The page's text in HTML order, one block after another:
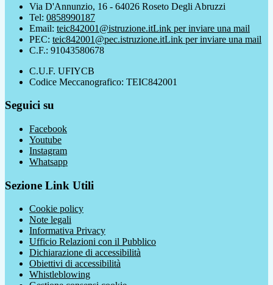
Via D'Annunzio, 16 - 64026 Roseto Degli Abruzzi
Tel: 0858990187
Email: teic842001@istruzione.itLink per inviare una mail
PEC: teic842001@pec.istruzione.itLink per inviare una mail
C.F.: 91043580678
C.U.F. UFIYCB
Codice Meccanografico: TEIC842001
Seguici su
Facebook
Youtube
Instagram
Whatsapp
Sezione Link Utili
Cookie policy
Note legali
Informativa Privacy
Ufficio Relazioni con il Pubblico
Dichiarazione di accessibilità
Obiettivi di accessibilità
Whistleblowing